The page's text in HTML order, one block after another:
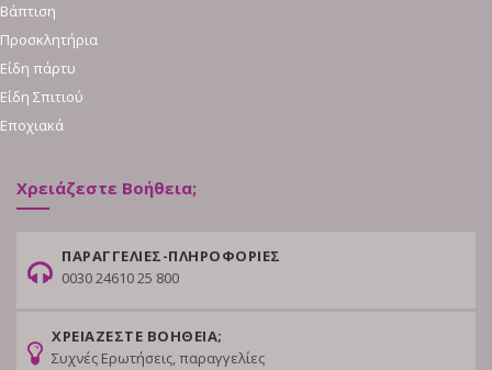
Βάπτιση
Προσκλητήρια
Είδη πάρτυ
Είδη Σπιτιού
Εποχιακά
Χρειάζεστε Βοήθεια;
ΠΑΡΑΓΓΕΛΙΕΣ-ΠΛΗΡΟΦΟΡΙΕΣ
0030 24610 25 800
ΧΡΕΙΑΖΕΣΤΕ ΒΟΗΘΕΙΑ;
Συχνές Ερωτήσεις, παραγγελίες